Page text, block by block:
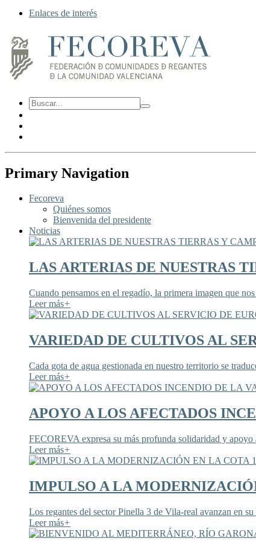
Enlaces de interés
Primary Navigation
Fecoreva
Quiénes somos
Bienvenida del presidente
Noticias
LAS ARTERIAS DE NUESTRAS
Cuando pensamos en el regadío, la primera imagen que
Leer más+
VARIEDAD DE CULTIVOS AL
Cada gota de agua gestionada en nuestro territorio se
Leer más+
APOYO A LOS AFECTADOS
FECOREVA expresa su más profunda solidaridad y apoyo
Leer más+
IMPULSO A LA
Los regantes del sector Pinella 3 de Vila-real avanzan en
Leer más+